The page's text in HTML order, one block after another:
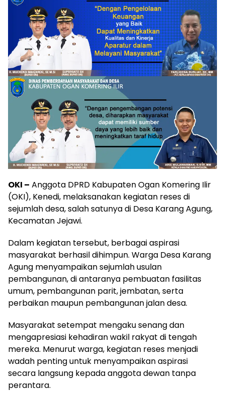
OKI – Anggota DPRD Kabupaten Ogan Komering Ilir
(OKI), Kenedi, melaksanakan kegiatan reses di
sejumlah desa, salah satunya di Desa Karang Agung,
Kecamatan Jejawi.
Dalam kegiatan tersebut, berbagai aspirasi
masyarakat berhasil dihimpun. Warga Desa Karang
Agung menyampaikan sejumlah usulan
pembangunan, di antaranya pembuatan fasilitas
umum, pembangunan parit, jembatan, serta
perbaikan maupun pembangunan jalan desa.
Masyarakat setempat mengaku senang dan
mengapresiasi kehadiran wakil rakyat di tengah
mereka. Menurut warga, kegiatan reses menjadi
wadah penting untuk menyampaikan aspirasi
secara langsung kepada anggota dewan tanpa
perantara.